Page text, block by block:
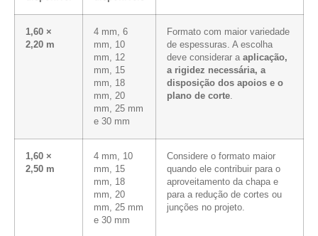
1,60 ×
2,20 m
4 mm, 6
mm, 10
mm, 12
mm, 15
mm, 18
mm, 20
mm, 25 mm
e 30 mm
Formato com maior variedade
de espessuras. A escolha
deve considerar a aplicação,
a rigidez necessária, a
disposição dos apoios e o
plano de corte.
1,60 ×
2,50 m
4 mm, 10
mm, 15
mm, 18
mm, 20
mm, 25 mm
e 30 mm
Considere o formato maior
quando ele contribuir para o
aproveitamento da chapa e
para a redução de cortes ou
junções no projeto.